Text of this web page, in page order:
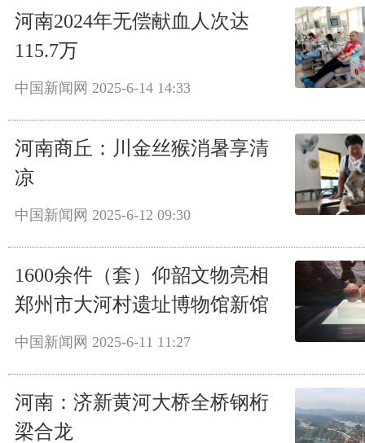
河南2024年无偿献血人次达
115.7万
中国新闻网 2025-6-14 14:33
河南商丘：川金丝猴消暑享清
凉
中国新闻网 2025-6-12 09:30
1600余件（套）仰韶文物亮相
郑州市大河村遗址博物馆新馆
中国新闻网 2025-6-11 11:27
河南：济新黄河大桥全桥钢桁
梁合龙